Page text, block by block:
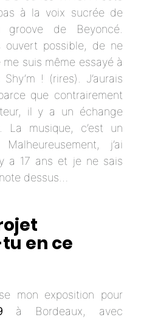
à la voix sucrée de
de Beyoncé.
ouvert possible, de ne
suis même essayé à
! (rires). J’aurais
que contrairement
il y a un échange
musique, c’est un
j’ai
a 17 ans et je ne sais
dessus…
en ce
mon exposition pour
à Bordeaux, avec